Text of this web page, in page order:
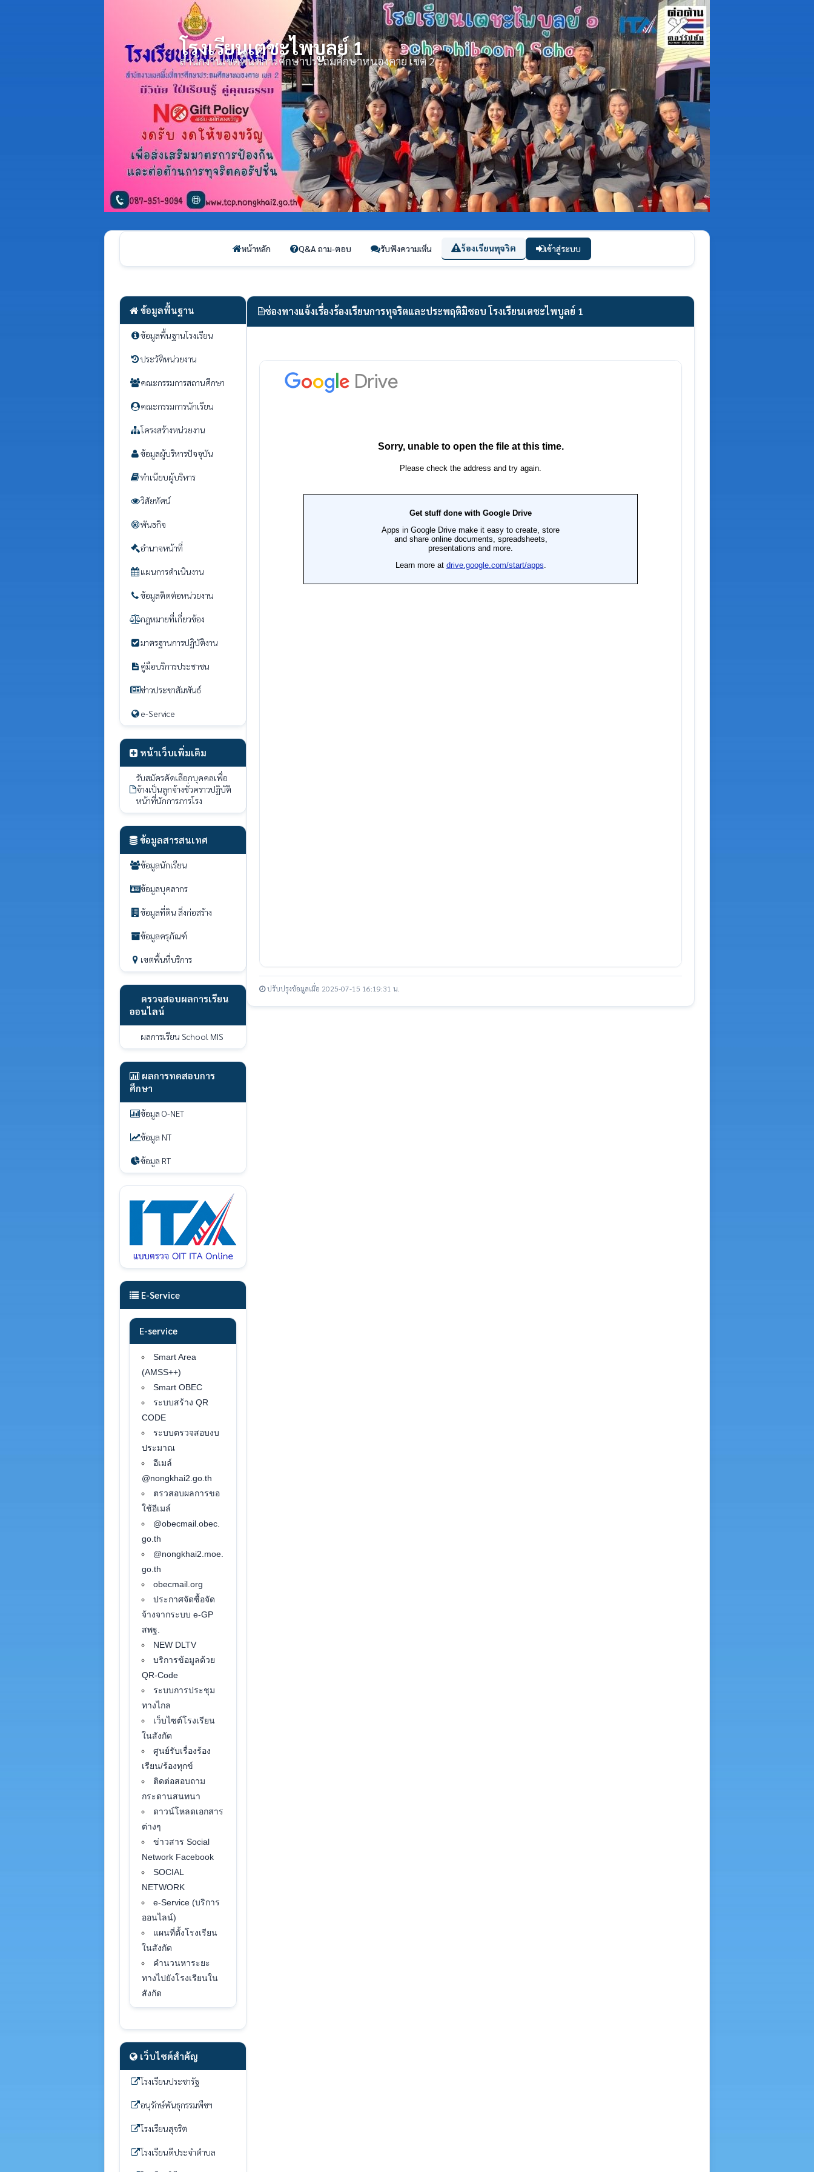
โรงเรียนเตชะไพบูลย์ 1
สำนักงานเขตพื้นที่การศึกษาประถมศึกษาหนองคาย เขต 2
หน้าหลัก Q&A ถาม-ตอบ รับฟังความเห็น ร้องเรียนทุจริต เข้าสู่ระบบ
ข้อมูลพื้นฐาน
ข้อมูลพื้นฐานโรงเรียน
ประวัติหน่วยงาน
คณะกรรมการสถานศึกษา
คณะกรรมการนักเรียน
โครงสร้างหน่วยงาน
ข้อมูลผู้บริหารปัจจุบัน
ทำเนียบผู้บริหาร
วิสัยทัศน์
พันธกิจ
อำนาจหน้าที่
แผนการดำเนินงาน
ข้อมูลติดต่อหน่วยงาน
กฎหมายที่เกี่ยวข้อง
มาตรฐานการปฏิบัติงาน
คู่มือบริการประชาชน
ข่าวประชาสัมพันธ์
e-Service
หน้าเว็บเพิ่มเติม
รับสมัครคัดเลือกบุคคลเพื่อ
จ้างเป็นลูกจ้างชั่วคราวปฏิบัติ
หน้าที่นักการภารโรง
ข้อมูลสารสนเทศ
ข้อมูลนักเรียน
ข้อมูลบุคลากร
ข้อมูลที่ดิน สิ่งก่อสร้าง
ข้อมูลครุภัณฑ์
เขตพื้นที่บริการ
ตรวจสอบผลการเรียน
ออนไลน์
ผลการเรียน School MIS
ผลการทดสอบการ
ศึกษา
ข้อมูล O-NET
ข้อมูล NT
ข้อมูล RT
E-Service
E-service
Smart Area
(AMSS++)
Smart OBEC
ระบบสร้าง QR
CODE
ระบบตรวจสอบงบ
ประมาณ
อีเมล์
@nongkhai2.go.th
ตรวสอบผลการขอ
ใช้อีเมล์
@obecmail.obec.
go.th
@nongkhai2.moe.
go.th
obecmail.org
ประกาศจัดซื้อจัด
จ้างจากระบบ e-GP
สพฐ.
NEW DLTV
บริการข้อมูลด้วย
QR-Code
ระบบการประชุม
ทางไกล
เว็บไซต์โรงเรียน
ในสังกัด
ศูนย์รับเรื่องร้อง
เรียน/ร้องทุกข์
ติดต่อสอบถาม
กระดานสนทนา
ดาวน์โหลดเอกสาร
ต่างๆ
ข่าวสาร Social
Network Facebook
SOCIAL
NETWORK
e-Service (บริการ
ออนไลน์)
แผนที่ตั้งโรงเรียน
ในสังกัด
คำนวนหาระยะ
ทางไปยังโรงเรียนใน
สังกัด
เว็บไซต์สำคัญ
โรงเรียนประชารัฐ
อนุรักษ์พันธุกรรมพืชฯ
โรงเรียนสุจริต
โรงเรียนดีประจำตำบล
ช่องทางแจ้งเรื่องร้องเรียนการทุจริตและประพฤติมิชอบ โรงเรียนเตชะไพบูลย์ 1
ปรับปรุงข้อมูลเมื่อ 2025-07-15 16:19:31 น.